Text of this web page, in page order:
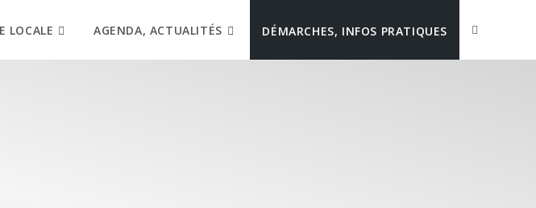
LOCALE AGENDA, ACTUALITÉS DÉMARCHES, INFOS PRATIQUES